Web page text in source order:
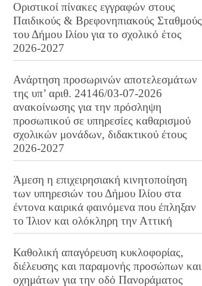
Οριστικοί πίνακες εγγραφών στους
Παιδικούς & Βρεφονηπιακούς Σταθμούς
του Δήμου Ιλίου για το σχολικό έτος
2026-2027
Ανάρτηση προσωρινών αποτελεσμάτων
της υπ’ αριθ. 24146/03-07-2026
ανακοίνωσης για την πρόσληψη
προσωπικού σε υπηρεσίες καθαρισμού
σχολικών μονάδων, διδακτικού έτους
2026-2027
Άμεση η επιχειρησιακή κινητοποίηση
των υπηρεσιών του Δήμου Ιλίου στα
έντονα καιρικά φαινόμενα που έπληξαν
το Ίλιον και ολόκληρη την Αττική
Καθολική απαγόρευση κυκλοφορίας,
διέλευσης και παραμονής προσώπων και
οχημάτων για την οδό Πανοράματος